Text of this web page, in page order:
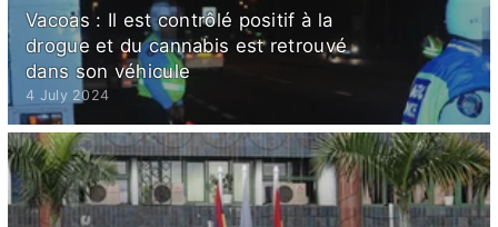
Vacoas : Il est contrôlé positif à la
drogue et du cannabis est retrouvé
dans son véhicule
4 July 2024